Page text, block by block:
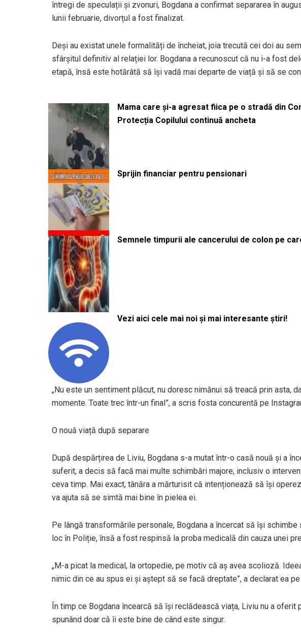
întregi de speculații și zvonuri, Bogdana a confirmat separarea în
lunii februarie, divorțul a fost finalizat.
Deși au existat unele formalități de încheiat, joia trecută cei doi au
sfârșitul definitiv al relației lor. Bogdana a recunoscut că nu i-a fost
etapă, însă este hotărâtă să își vadă mai departe de viață și să se
Mama care și-a agresat fiica pe o stradă din
Protecția Copilului continuă ancheta
Sprijin financiar pentru pensionari
Semnele timpurii ale cancerului de colon pe
Vezi aici cele mai noi și mai interesante știri!
„Nu este un sentiment plăcut, nu doresc nimănui să treacă prin asta,
momente. Toate trec într-un final”, a scris fosta concurentă pe
O nouă viață după separare
După despărțirea de Liviu, Bogdana s-a mutat într-o casă nouă și a
suferit, a decis să facă mai multe schimbări majore, inclusiv o
ceva timp. Mai exact, tânăra a mărturisit că intenționează să își
va ajuta să se simtă mai bine în pielea ei.
Pe lângă transformările personale, Bogdana a încercat să își schimbe
loc în Poliție, însă a fost respinsă la proba medicală din cauza unei
„M-a picat la medical, la ortopedie, pe motiv că aș avea scolioză.
nimic din ce au spus ei și aștept să se facă dreptate”, a declarat ea
În timp ce Bogdana încearcă să își reclădească viața, Liviu nu a
spunând doar că îi este bine de când este singur.